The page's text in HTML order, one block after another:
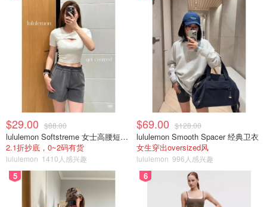
$29.00 $88.00
lululemon Softstreme 女士高腰短裤 10cm
2.1折抄底，0~2码有货
lululemon 1410人感兴趣
$69.00 $128.00
lululemon Smooth Spacer 经典卫衣
女生穿出oversized风
lululemon 996人感兴趣
5 6